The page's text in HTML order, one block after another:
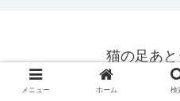
猫の足あ
© 2008 猫の足
メニュー ホーム 検